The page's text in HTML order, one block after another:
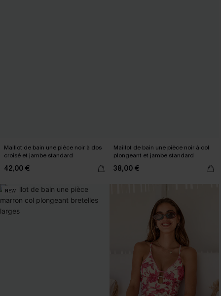
Maillot de bain une pièce noir à dos
croisé et jambe standard
42,00 €
Maillot de bain une pièce noir à col
plongeant et jambe standard
38,00 €
NEW